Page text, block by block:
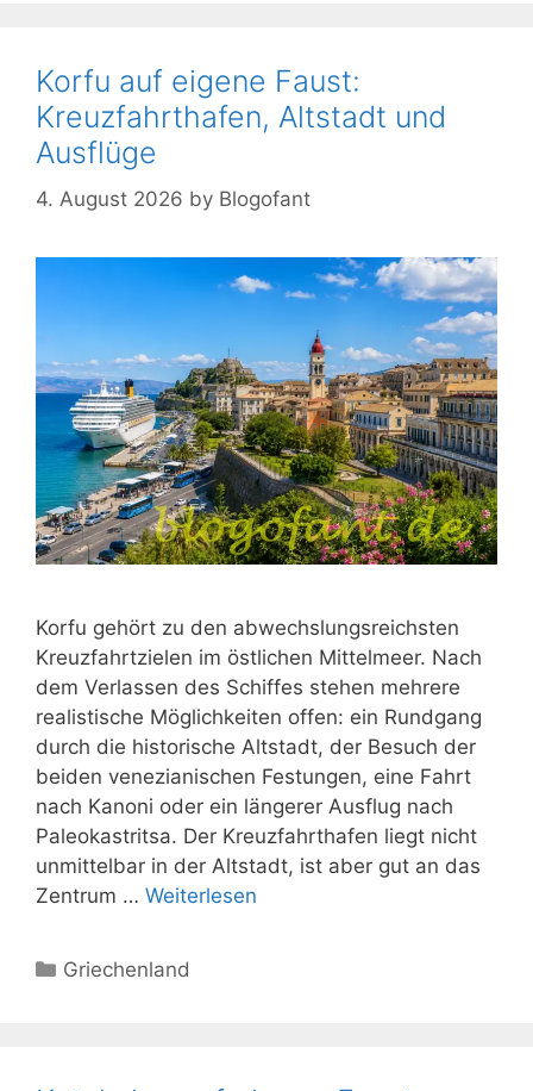
Korfu auf eigene Faust:
Kreuzfahrthafen, Altstadt und
Ausflüge
4. August 2026 by Blogofant
Korfu gehört zu den abwechslungsreichsten
Kreuzfahrtzielen im östlichen Mittelmeer. Nach
dem Verlassen des Schiffes stehen mehrere
realistische Möglichkeiten offen: ein Rundgang
durch die historische Altstadt, der Besuch der
beiden venezianischen Festungen, eine Fahrt
nach Kanoni oder ein längerer Ausflug nach
Paleokastritsa. Der Kreuzfahrthafen liegt nicht
unmittelbar in der Altstadt, ist aber gut an das
Zentrum … Weiterlesen
Kategorien
Griechenland